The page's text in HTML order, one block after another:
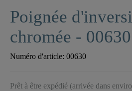
Poignée
chromée - 00630
Numéro d'article: 00630
Prêt à être expédié (arrivée dans